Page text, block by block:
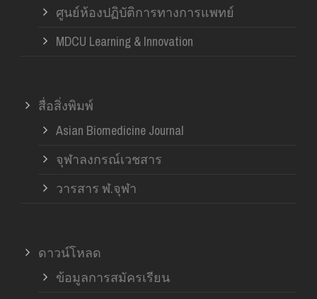
ศูนย์ห้องปฏิบัติการทางการแพทย์
MDCU Learning & Innovation
สื่อสิ่งพิมพ์
Asian Biomedicine Journal
จุฬาลงกรณ์เวชสาร
วารสาร ฬ.จุฬา
ดาวน์โหลด
ข้อมูลการสมัครเรียน